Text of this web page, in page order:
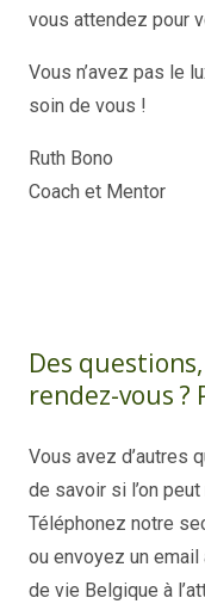
vous attendez pour
Vous n’avez pas le
soin de vous !
Ruth Bono
Coach et Mentor
Des
rendez-vous
Vous avez d’autres
de savoir si l’on
Téléphonez notre
ou envoyez un
de vie Belgique à